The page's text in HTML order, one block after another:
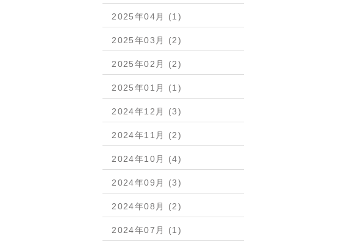
2025年04月 (1)
2025年03月 (2)
2025年02月 (2)
2025年01月 (1)
2024年12月 (3)
2024年11月 (2)
2024年10月 (4)
2024年09月 (3)
2024年08月 (2)
2024年07月 (1)